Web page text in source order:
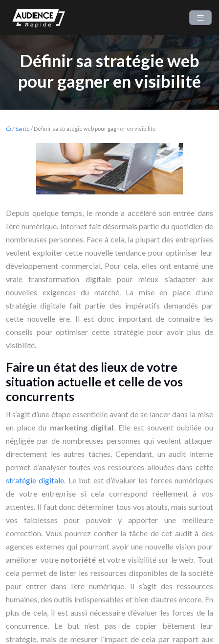
Définir sa stratégie web
pour gagner en visibilité
/Santé / Définir sa stratégie web pour gagner en visibilité
Depuis quelque temps, le monde a accéléré son entrée dans
l’ère numérique. Internet fait désormais partie du quotidien de
nombreuses personnes. Face à cela, la plupart des entreprises
veulent exploiter cette nouvelle tendance pour optimiser leur
développement commercial. Pour cela, elles ont entamé une
vraie transformation digitale pour mieux s’adapter aux
nouvelles exigences du marché. La mise en place d’une
stratégie digitale fait partie des impératifs demandés par
cette nouvelle ère. Il est donc important de connaître les
conseils pour optimiser cette stratégie pour avoir plus de
visibilité.
Faire un état des lieux de votre
situation actuelle et celle de vos
concurrents
Il s’agit d’une étape essentielle avant de se lancer dans la mise
en place du marketing digital. Elle est souvent oubliée ou
négligée par de nombreuses personnes qui veulent attaquer
directement les autres tâches. Cependant, un audit interne
permet d’analyser toutes vos ressources allouées dans cette
stratégie digitale. Le but est d’évaluer les forces numériques
de votre entreprise si cela correspond réellement à vos
attentes. Il faut donc déterminer tous vos atouts, mais surtout
vos faiblesses pour pouvoir y apporter une meilleure
correction. Vous pourrez confier la tâche de cet audit à des
agences externes qui pourront avoir une nouvelle vision pour
améliorer votre notoriété et votre visibilité sur le web. Tout
cela permet de lister les ressources disponibles de la société
pour entrer dans l’ère numérique. Il s’agit des ressources
humaines, des outils indispensables et bien d’autres encore. En
plus de cela, il est aussi nécessaire d’évaluer les forces de la
concurrence. Le but n’est pas de copier bêtement leur
stratégie, mais de mesurer l’impact de cela par rapport aux